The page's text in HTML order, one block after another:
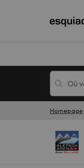
Homepage